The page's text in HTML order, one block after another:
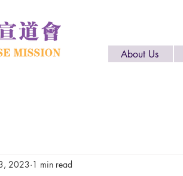
About Us
2023 1 min read